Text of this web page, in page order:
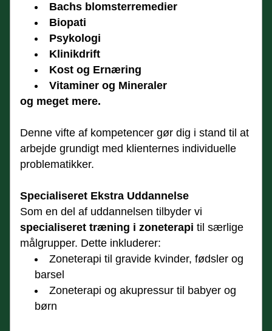
Bachs blomsterremedier
Biopati
Psykologi
Klinikdrift
Kost og Ernæring
Vitaminer og Mineraler
og meget mere.
Denne vifte af kompetencer gør dig i stand til at
arbejde grundigt med klienternes individuelle
problematikker.
Specialiseret Ekstra Uddannelse
specialiseret træning i zoneterapi til særlige
målgrupper. Dette inkluderer:
Zoneterapi til gravide kvinder, fødsler og
barsel
Zoneterapi og akupressur til babyer og
børn